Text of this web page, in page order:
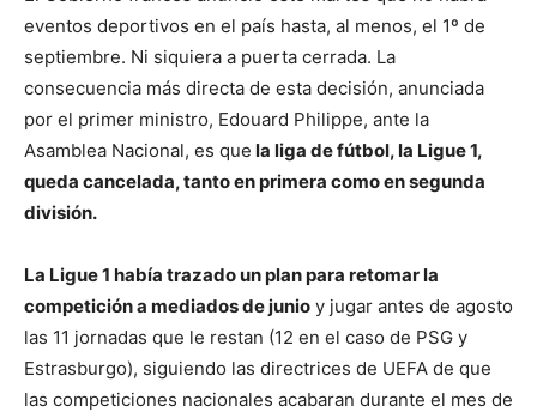
eventos deportivos en el país hasta, al menos, el 1º de
septiembre. Ni siquiera a puerta cerrada. La
consecuencia más directa de esta decisión, anunciada
por el primer ministro, Edouard Philippe, ante la
Asamblea Nacional, es que la liga de fútbol, la Ligue 1,
queda cancelada, tanto en primera como en segunda
división.
La Ligue 1 había trazado un plan para retomar la
competición a mediados de junio y jugar antes de agosto
las 11 jornadas que le restan (12 en el caso de PSG y
Estrasburgo), siguiendo las directrices de UEFA de que
las competiciones nacionales acabaran durante el mes de